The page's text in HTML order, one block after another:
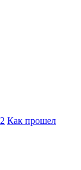
Как прошел